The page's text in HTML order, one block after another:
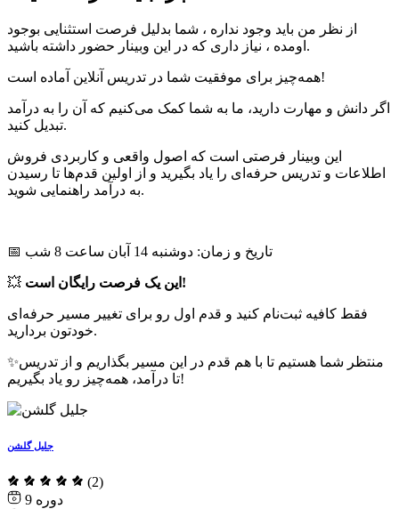
از نظر من باید وجود نداره ، شما بدلیل فرصت استثنایی بوجود
اومده ، نیاز داری که در این وبینار حضور داشته باشید.
همه‌چیز برای موفقیت شما در تدریس آنلاین آماده است!
اگر دانش و مهارت دارید، ما به شما کمک می‌کنیم که آن را به درآمد
تبدیل کنید.
این وبینار فرصتی است که اصول واقعی و کاربردی فروش
اطلاعات و تدریس حرفه‌ای را یاد بگیرید و از اولین قدم‌ها تا رسیدن
به درآمد راهنمایی شوید.
📅 تاریخ و زمان: دوشنبه 14 آبان ساعت 8 شب
💥 این یک فرصت رایگان است!
فقط کافیه ثبت‌نام کنید و قدم اول رو برای تغییر مسیر حرفه‌ای
خودتون بردارید.
✨منتظر شما هستیم تا با هم قدم در این مسیر بگذاریم و از تدریس
تا درآمد، همه‌چیز رو یاد بگیریم!
جلیل گلشن
(2)
9